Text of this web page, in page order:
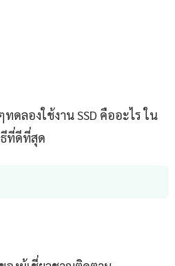
ดลองใช้งาน SSD คืออะไร ใน
ที่ดีที่สุด